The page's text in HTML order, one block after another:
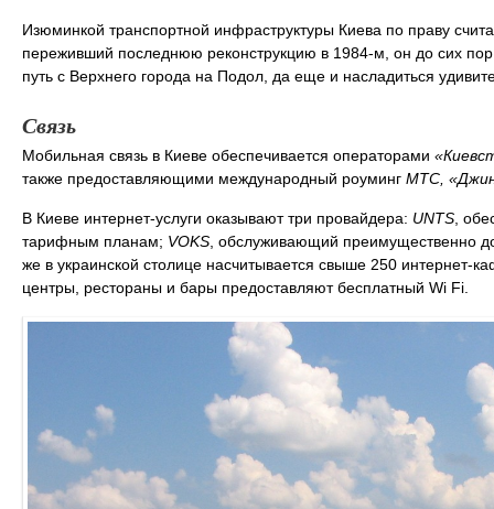
Изюминкой транспортной инфраструктуры Киева по праву
переживший последнюю реконструкцию в 1984-м, он до сих
путь с Верхнего города на Подол, да еще и насладиться
Связь
Мобильная связь в Киеве обеспечивается операторами
также предоставляющими международный роуминг МТС,
В Киеве интернет-услуги оказывают три провайдера: UNTS ,
тарифным планам; VOKS , обслуживающий преимущественно
же в украинской столице насчитывается свыше 250 интернет-
центры, рестораны и бары предоставляют бесплатный Wi Fi.